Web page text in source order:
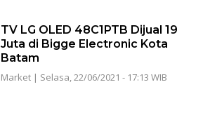
TV LG OLED 48C1PTB Dijual 19
Juta di Bigge Electronic Kota
Batam
Market| Selasa, 22/06/2021 - 17:13 WIB